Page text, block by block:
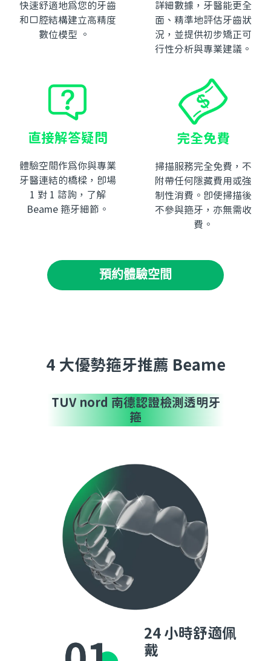
快速舒適地為您的牙齒
和口腔結構建立高精度
數位模型 。
詳細數據，牙醫能更全
面、精準地評估牙齒狀
況，並提供初步矯正可
行性分析與專業建議。
直接解答疑問
體驗空間作為你與專業
牙醫連結的橋樑，即場
1 對 1 諮詢，了解
Beame 箍牙細節。
完全免費
掃描服務完全免費，不
附帶任何隱藏費用或強
制性消費。即使掃描後
不參與箍牙，亦無需收
費。
預約體驗空間
4 大優勢箍牙推薦 Beame
TUV nord 南德認證檢測透明牙
箍
24 小時舒適佩
戴